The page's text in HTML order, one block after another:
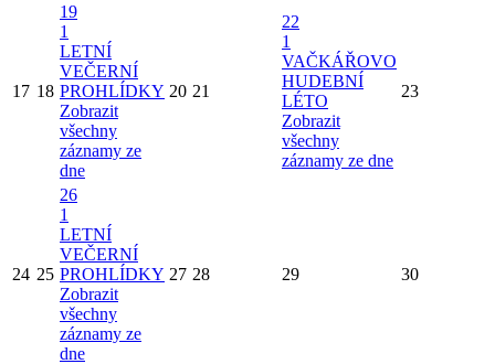
17 18
19
1
LETNÍ
VEČERNÍ
PROHLÍDKY
Zobrazit
všechny
záznamy ze
dne
20 21
22
1
VAČKÁŘOVO
HUDEBNÍ
LÉTO
Zobrazit
všechny
záznamy ze dne
23
24 25
26
1
LETNÍ
VEČERNÍ
PROHLÍDKY
Zobrazit
všechny
záznamy ze
dne
27 28 29 30